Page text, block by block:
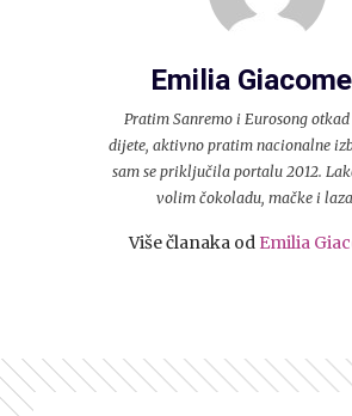
Emilia
Pratim Sanremo i Eurosong
dijete, aktivno pratim nacionalne
sam se priključila portalu 2012.
volim čokoladu, mačke i
Više članaka od Emilia